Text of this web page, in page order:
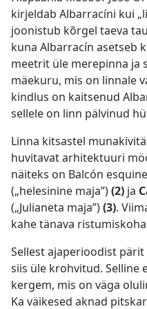
kirjeldab Albarracíni kui
joonistub kõrgel taeva
kuna Albarracín asetseb
meetrit üle merepinna ja
mäekuru, mis on linnale
kindlus on kaitsenud
sellele on linn pälvinud
Linna kitsastel
huvitavat arhitektuuri
näiteks on Balcón
(„helesinine maja”)(2) ja
(„Julianeta maja”)(3).
kahe tänava
Sellest ajaperioodist
siis üle krohvitud. Selline
kergem, mis on väga
Ka väikesed aknad